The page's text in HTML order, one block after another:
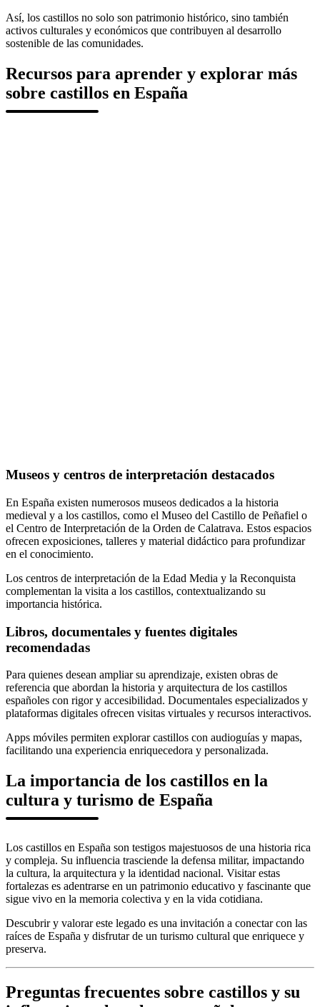
Así, los castillos no solo son patrimonio histórico, sino también
activos culturales y económicos que contribuyen al desarrollo
sostenible de las comunidades.
Recursos para aprender y explorar más
sobre castillos en España
Museos y centros de interpretación destacados
En España existen numerosos museos dedicados a la historia
medieval y a los castillos, como el Museo del Castillo de Peñafiel o
el Centro de Interpretación de la Orden de Calatrava. Estos espacios
ofrecen exposiciones, talleres y material didáctico para profundizar
en el conocimiento.
Los centros de interpretación de la Edad Media y la Reconquista
complementan la visita a los castillos, contextualizando su
importancia histórica.
Libros, documentales y fuentes digitales
recomendadas
Para quienes desean ampliar su aprendizaje, existen obras de
referencia que abordan la historia y arquitectura de los castillos
españoles con rigor y accesibilidad. Documentales especializados y
plataformas digitales ofrecen visitas virtuales y recursos interactivos.
Apps móviles permiten explorar castillos con audioguías y mapas,
facilitando una experiencia enriquecedora y personalizada.
La importancia de los castillos en la
cultura y turismo de España
Los castillos en España son testigos majestuosos de una historia rica
y compleja. Su influencia trasciende la defensa militar, impactando
la cultura, la arquitectura y la identidad nacional. Visitar estas
fortalezas es adentrarse en un patrimonio educativo y fascinante que
sigue vivo en la memoria colectiva y en la vida cotidiana.
Descubrir y valorar este legado es una invitación a conectar con las
raíces de España y disfrutar de un turismo cultural que enriquece y
preserva.
Preguntas frecuentes sobre castillos y su